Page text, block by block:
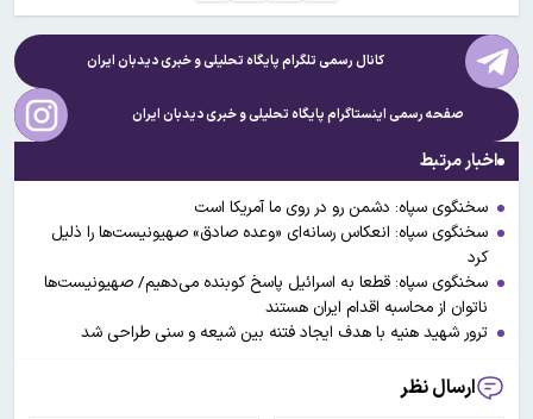
کانال رسمی تلگرام پایگاه تحلیلی و خبریدیدبان ایران
صفحه رسمی اینستاگرام پایگاه تحلیلی و خبریدیدبان ایران
اخبار مرتبط
سخنگوی سپاه: دشمن رو در روی ما آمریکا است
سخنگوی سپاه: انعکاس رسانه‌ای «وعده صادق» صهیونیست‌ها را ذلیل
کرد
سخنگوی سپاه: قطعا به اسرائیل پاسخ کوبنده می‌دهیم/ صهیونیست‌ها
ناتوان از محاسبه اقدام ایران هستند
ترور شهید هنیه با هدف ایجاد فتنه بین شیعه و سنی طراحی شد
ارسال نظر